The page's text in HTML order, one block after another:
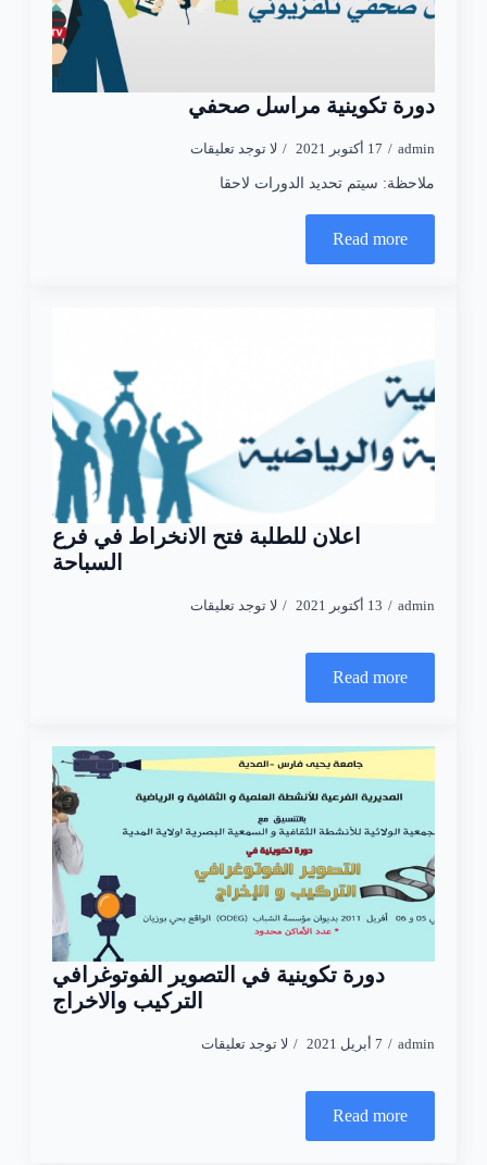
دورة تكوينية مراسل صحفي
admin 17 أكتوبر 2021 لا توجد تعليقات
ملاحظة: سيتم تحديد الدورات لاحقا
Read more
اعلان للطلبة فتح الانخراط في فرع
السباحة
admin 13 أكتوبر 2021 لا توجد تعليقات
Read more
دورة تكوينية في التصوير الفوتوغرافي
التركيب والاخراج
admin 7 أبريل 2021 لا توجد تعليقات
Read more